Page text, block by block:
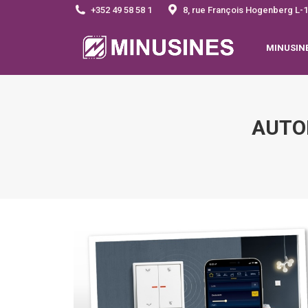
+352 49 58 58 1 8, rue François Hogenberg L-